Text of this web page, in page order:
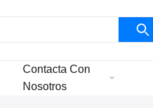
Contacta Con
Nosotros